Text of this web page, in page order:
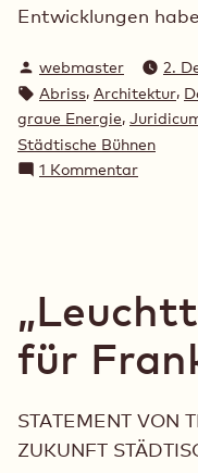
Entwicklungen
Verfasst
von
webmaster
2.
Schlagwörter:
Abriss, Architektur,
graue Energie,
Städtische Bühnen
1 Kommentarzu
für
STATEMENT VON
ZUKUNFT